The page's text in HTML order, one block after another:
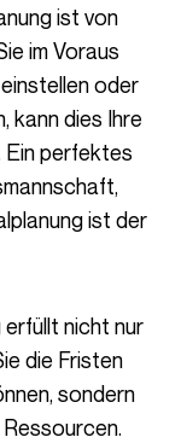
im Voraus
oder
kann dies Ihre
Ein perfektes
ist der
die Fristen
sondern